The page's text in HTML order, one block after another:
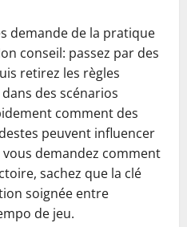
demande de la pratique
conseil: passez par des
retirez les règles
des scénarios
comment des
peuvent influencer
demandez comment
sachez que la clé
soignée entre
de jeu.